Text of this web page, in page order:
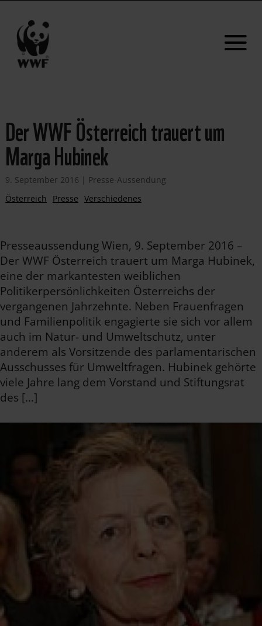
Der WWF Österreich trauert um
Marga Hubinek
9. September 2016 | Presse-Aussendung
Österreich
Presse Verschiedenes
Presseaussendung Wien, 9. September 2016 –
Der WWF Österreich trauert um Marga Hubinek,
eine der markantesten weiblichen
Politikerpersönlichkeiten Österreichs der
vergangenen Jahrzehnte. Neben Frauenfragen
und Familienpolitik engagierte sie sich vor allem
auch im Natur- und Umweltschutz, unter
anderem als Vorsitzende des parlamentarischen
Ausschusses für Umweltfragen. Hubinek gehörte
viele Jahre lang dem Vorstand und Stiftungsrat
des […]